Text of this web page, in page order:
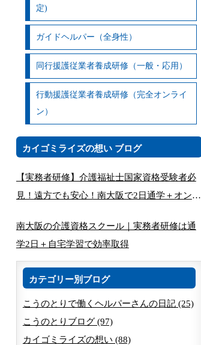
定)
ガイドヘルパー（全身性）
同行援護従業者養成研修（一般・応用）
行動援護従業者養成研修（完全オンライ
ン）
カイゴミライズの想い ブログ
【実務者研修】介護福祉士国家資格受験者必
見！遠方でも安心！南大阪で2日通学＋オンラ
南大阪の介護資格スクール｜実務者研修は通
学2日＋自宅学習で効率取得
カテゴリー別ブログ
こうのとりで働くヘルパーさんの日記 (25)
こうのとりブログ (97)
カイゴミライズの想い (88)